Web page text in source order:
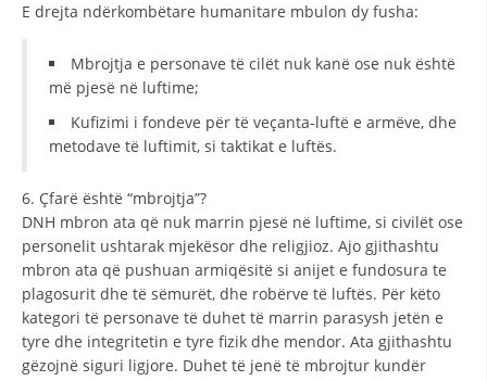
E drejta ndërkombëtare humanitare mbulon dy fusha:
Mbrojtja e personave të cilët nuk kanë ose nuk është
më pjesë në luftime;
Kufizimi i fondeve për të veçanta-luftë e armëve, dhe
metodave të luftimit, si taktikat e luftës.
6. Çfarë është “mbrojtja”?
DNH mbron ata që nuk marrin pjesë në luftime, si civilët ose
personelit ushtarak mjekësor dhe religjioz. Ajo gjithashtu
mbron ata që pushuan armiqësitë si anijet e fundosura te
plagosurit dhe të sëmurët, dhe robërve të luftës. Për këto
kategori të personave të duhet të marrin parasysh jetën e
tyre dhe integritetin e tyre fizik dhe mendor. Ata gjithashtu
gëzojnë siguri ligjore. Duhet të jenë të mbrojtur kundër